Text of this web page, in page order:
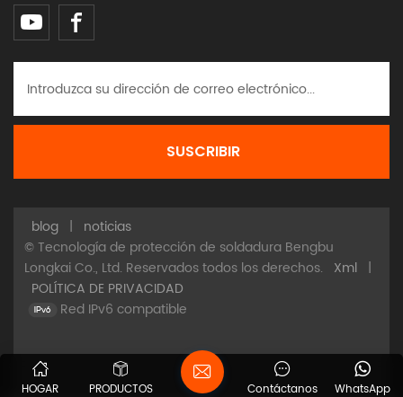
blog |
noticias
© Tecnología de protección de soldadura Bengbu
Longkai Co., Ltd. Reservados todos los derechos.
Xml |
POLÍTICA DE PRIVACIDAD
Red IPv6 compatible
HOGAR PRODUCTOS WhatsApp
Contáctanos